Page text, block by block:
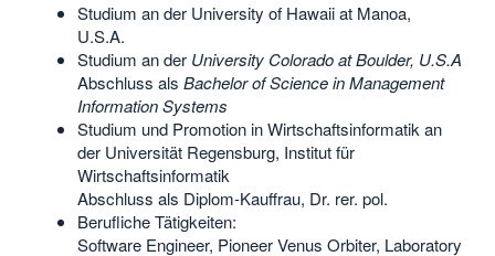
Studium an der University of Hawaii at Manoa,
U.S.A.
Studium an der University Colorado at Boulder, U.S.A
Abschluss als Bachelor of Science in Management
Information Systems
Studium und Promotion in Wirtschaftsinformatik an
der Universität Regensburg, Institut für
Wirtschaftsinformatik
Abschluss als Diplom-Kauffrau, Dr. rer. pol.
Berufliche Tätigkeiten:
Software Engineer, Pioneer Venus Orbiter, Laboratory